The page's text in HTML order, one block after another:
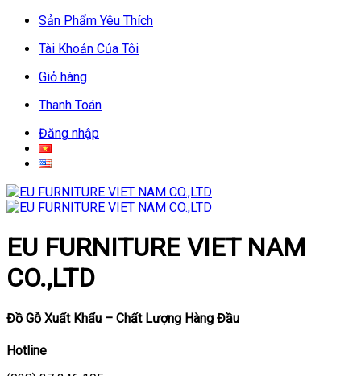
Skip
content
Sản Phẩm Yêu Thích
Tài Khoản Của Tôi
Giỏ hàng
Thanh Toán
Đăng nhập
EU FURNITURE VIET NAM
CO.,LTD
Đồ Gỗ Xuất Khẩu – Chất Lượng Hàng Đầu
Hotline